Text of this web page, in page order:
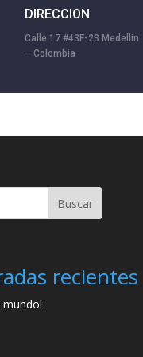
DIRECCION
Calle 17 #43F-23 Medellin
– Colombia
Buscar
recientes
mundo!